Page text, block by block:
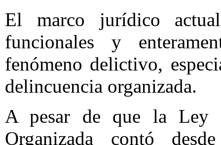
El marco jurídico
funcionales y
fenómeno delictivo,
delincuencia organizada.
A pesar de que la Ley
Organizada contó